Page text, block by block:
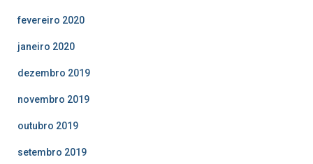
fevereiro 2020
janeiro 2020
dezembro 2019
novembro 2019
outubro 2019
setembro 2019